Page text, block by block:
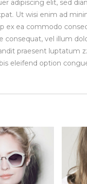
adipiscing elit, sed
Ut wisi enim ad
ex ea commodo
vel illum
praesent luptatum
eleifend option